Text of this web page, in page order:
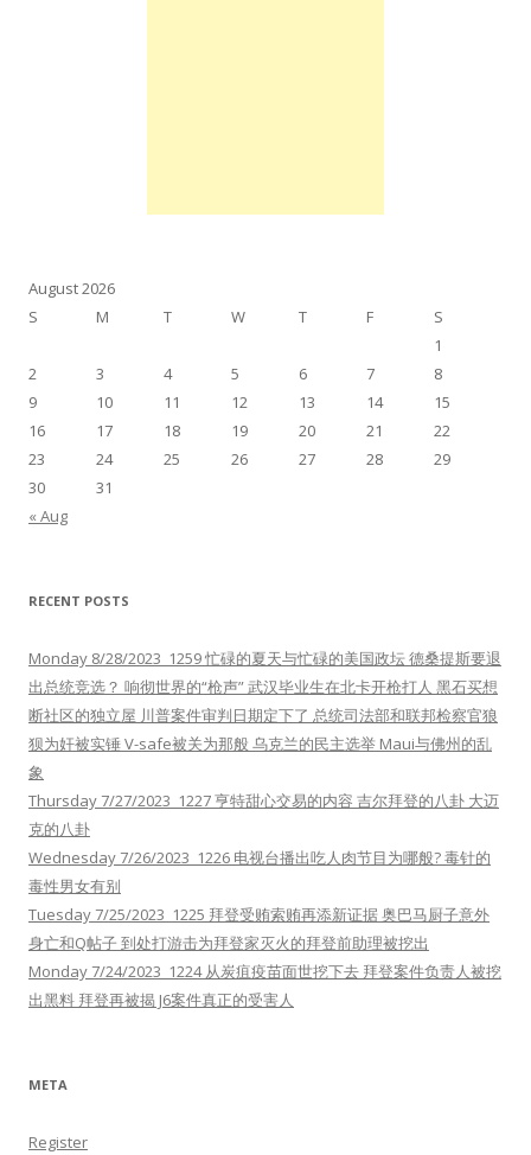
August 2026
S
M T W T F
S
1
2
3 4 5 6 7
8
9
10 11 12 13 14
15
16
17 18 19 20 21
22
23
24 25 26 27 28
29
30
31
« Aug
RECENT POSTS
Monday 8/28/2023 1259 忙碌的夏天与忙碌的美国政坛 德桑提斯要退
出总统竞选？ 响彻世界的“枪声” 武汉毕业生在北卡开枪打人 黑石买想
断社区的独立屋 川普案件审判日期定下了 总统司法部和联邦检察官狼
狈为奸被实锤 V-safe被关为那般 乌克兰的民主选举 Maui与佛州的乱
象
Thursday 7/27/2023 1227 亨特甜心交易的内容 吉尔拜登的八卦 大迈
克的八卦
Wednesday 7/26/2023 1226 电视台播出吃人肉节目为哪般? 毒针的
毒性男女有别
Tuesday 7/25/2023 1225 拜登受贿索贿再添新证据 奥巴马厨子意外
身亡和Q帖子 到处打游击为拜登家灭火的拜登前助理被挖出
Monday 7/24/2023 1224 从炭疽疫苗面世挖下去 拜登案件负责人被挖
出黑料 拜登再被揭 J6案件真正的受害人
META
Register